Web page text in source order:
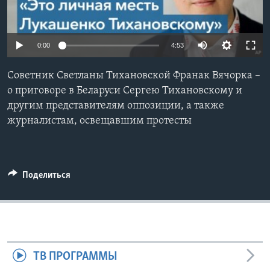
Learning English
Языки
0:00 4:53
Советник Светланы Тихановской Франак Вячорка –
о приговоре в Беларуси Сергею Тихановскому и
другим представителям оппозиции, а также
журналистам, освещавшим протесты
Поделиться
ТВ ПРОГРАММЫ